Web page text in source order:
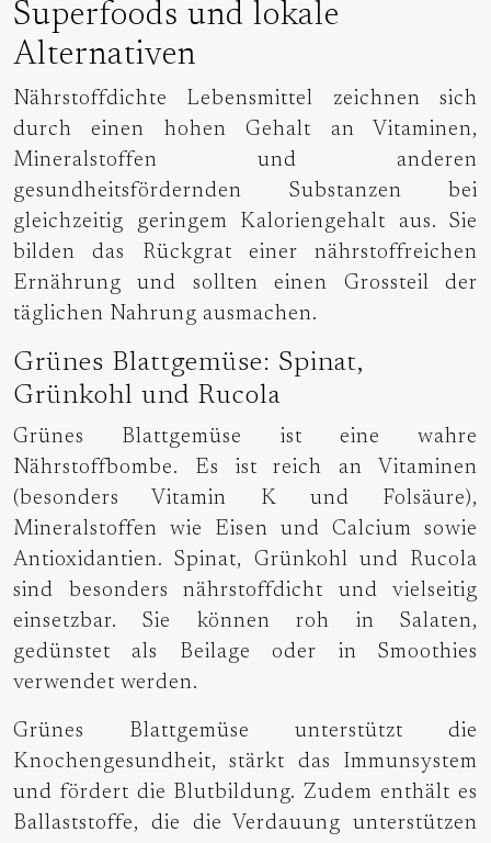
Superfoods und lokale
Alternativen
Nährstoffdichte Lebensmittel zeichnen sich
durch einen hohen Gehalt an Vitaminen,
Mineralstoffen und anderen
gesundheitsfördernden Substanzen bei
gleichzeitig geringem Kaloriengehalt aus. Sie
bilden das Rückgrat einer nährstoffreichen
Ernährung und sollten einen Grossteil der
täglichen Nahrung ausmachen.
Grünes Blattgemüse: Spinat,
Grünkohl und Rucola
Grünes Blattgemüse ist eine wahre
Nährstoffbombe. Es ist reich an Vitaminen
(besonders Vitamin K und Folsäure),
Mineralstoffen wie Eisen und Calcium sowie
Antioxidantien. Spinat, Grünkohl und Rucola
sind besonders nährstoffdicht und vielseitig
einsetzbar. Sie können roh in Salaten,
gedünstet als Beilage oder in Smoothies
verwendet werden.
Grünes Blattgemüse unterstützt die
Knochengesundheit, stärkt das Immunsystem
und fördert die Blutbildung. Zudem enthält es
Ballaststoffe, die die Verdauung unterstützen